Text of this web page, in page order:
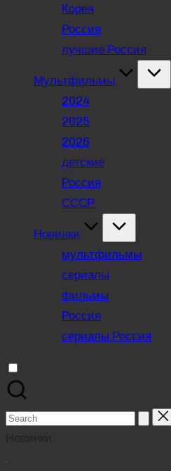
Корея
Россия
лучшие Россия
Мультфильмы
2024
2025
2026
детские
Россия
СССР
Новинки
мультфильмы
сериалы
фильмы
Россия
сериалы Россия
Search